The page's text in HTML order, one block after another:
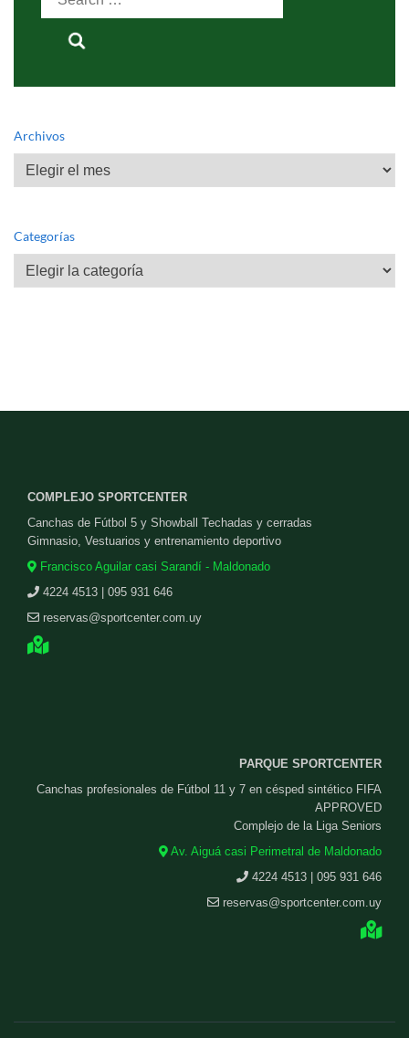
for:
Archivos
Archivos
Categorías
Categorías
COMPLEJO SPORTCENTER
Canchas de Fútbol 5 y Showball Techadas y cerradas
Gimnasio, Vestuarios y entrenamiento deportivo
Francisco Aguilar casi Sarandí - Maldonado
4224 4513 | 095 931 646
reservas@sportcenter.com.uy
PARQUE SPORTCENTER
Canchas profesionales de Fútbol 11 y 7 en césped sintético FIFA
APPROVED
Complejo de la Liga Seniors
Av. Aiguá casi Perimetral de Maldonado
4224 4513 | 095 931 646
reservas@sportcenter.com.uy